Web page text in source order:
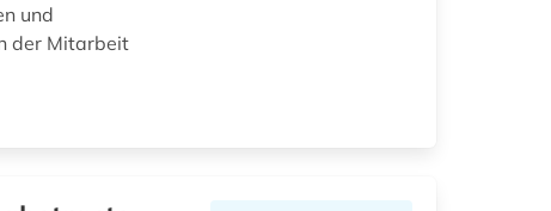
und
der Mitarbeit